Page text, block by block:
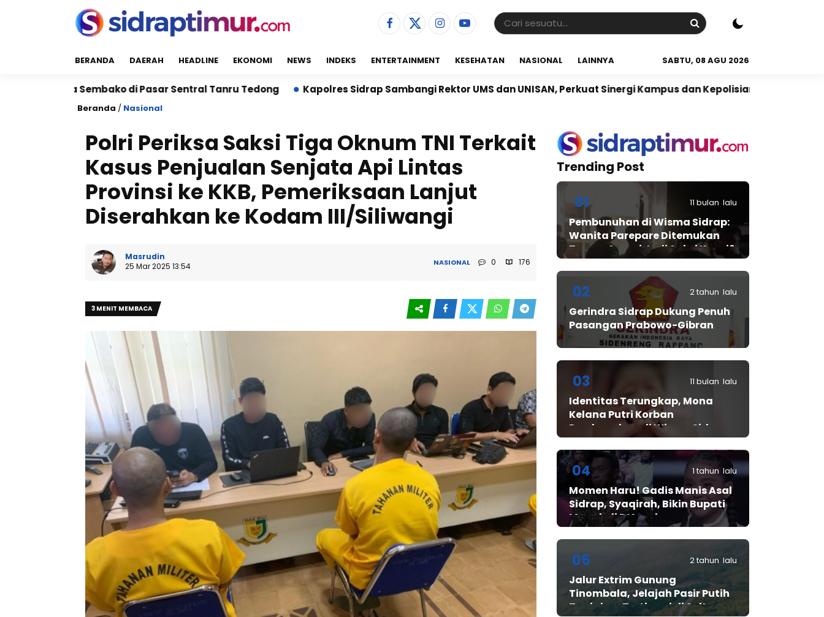
BERANDA DAERAH HEADLINE EKONOMI NEWS INDEKS ENTERTAINMENT KESEHATAN NASIONAL LAINNYA SABTU, 08 AGU 2026
di Pasar Sentral Tanru Tedong Kapolres Sidrap Sambangi Rektor UMS dan UNISAN, Perkuat Sinergi Kampus dan Kepolisian Babinsa Koramil 02/Tellu
Beranda / Nasional
Polri Periksa Saksi Tiga Oknum TNI Terkait
Kasus Penjualan Senjata Api Lintas
Provinsi ke KKB, Pemeriksaan Lanjut
Diserahkan ke Kodam III/Siliwangi
Masrudin
25 Mar 2025 13:54
NASIONAL 0 176
3 MENIT MEMBACA
Trending Post
01 11 bulan lalu
Pembunuhan di Wisma Sidrap:
Wanita Parepare Ditemukan
Tewas, Suami Jadi Saksi Kunci?
02 2 tahun lalu
Gerindra Sidrap Dukung Penuh
Pasangan Prabowo-Gibran
03 11 bulan lalu
Identitas Terungkap, Mona
Kelana Putri Korban
Pembunuhan di Wisma Sidrap
04 1 tahun lalu
Momen Haru! Gadis Manis Asal
Sidrap, Syaqirah, Bikin Bupati
Mewek di D’Academy​
05 2 tahun lalu
Jalur Extrim Gunung
Tinombala, Jelajah Pasir Putih
Tanjakan Tertinggi di Sulteng